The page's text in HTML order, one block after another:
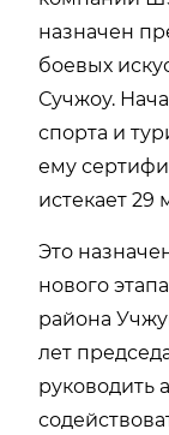
назначен
боевых
Сучжоу.
спорта и
ему
истекает 29
Это
нового
района
лет
руководить